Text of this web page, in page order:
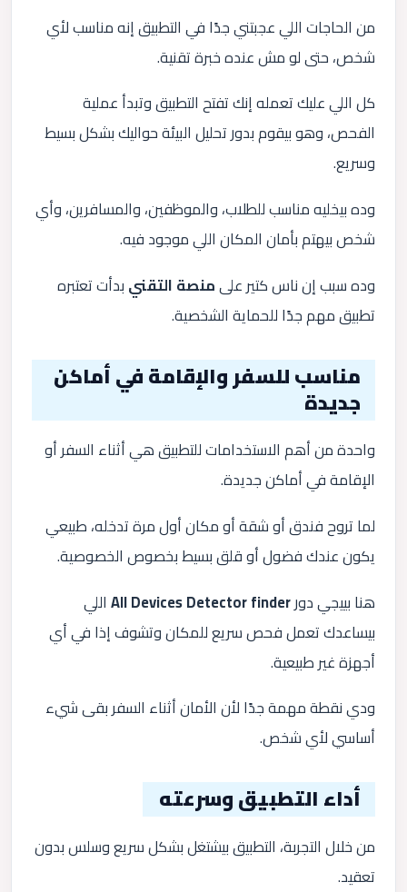
من الحاجات اللي عجبتني جدًا في التطبيق إنه مناسب لأي
شخص، حتى لو مش عنده خبرة تقنية.
كل اللي عليك تعمله إنك تفتح التطبيق وتبدأ عملية
الفحص، وهو بيقوم بدور تحليل البيئة حواليك بشكل بسيط
وسريع.
وده بيخليه مناسب للطلاب، والموظفين، والمسافرين، وأي
شخص بيهتم بأمان المكان اللي موجود فيه.
وده سبب إن ناس كتير علىمنصة التقني بدأت تعتبره
تطبيق مهم جدًا للحماية الشخصية.
مناسب للسفر والإقامة في أماكن
جديدة
واحدة من أهم الاستخدامات للتطبيق هي أثناء السفر أو
الإقامة في أماكن جديدة.
لما تروح فندق أو شقة أو مكان أول مرة تدخله، طبيعي
يكون عندك فضول أو قلق بسيط بخصوص الخصوصية.
هنا بييجي دورAll Devices Detector finderاللي
بيساعدك تعمل فحص سريع للمكان وتشوف إذا في أي
أجهزة غير طبيعية.
ودي نقطة مهمة جدًا لأن الأمان أثناء السفر بقى شيء
أساسي لأي شخص.
أداء التطبيق وسرعته
من خلال التجربة، التطبيق بيشتغل بشكل سريع وسلس بدون
تعقيد.